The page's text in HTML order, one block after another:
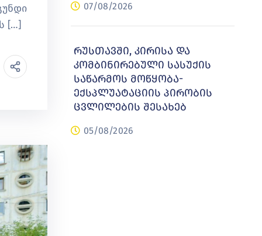
[…]
07/08/2026
რუსთავში, კირისა და
კომბინირებული სასუქის
საწარმოს მოწყობა-
ექსპლუატაციის პირობის
ცვლილების შესახებ
05/08/2026